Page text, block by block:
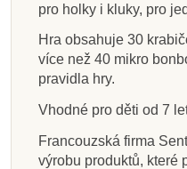
pro holky i kluky, pro
Hra obsahuje 30
více než 40 mikro
pravidla hry.
Vhodné pro děti od 7
Francouzská firma
výrobu produktů, které